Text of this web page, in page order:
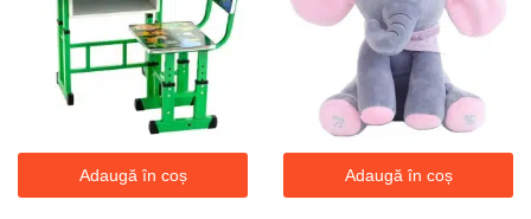
Adaugă în coș Adaugă în coș